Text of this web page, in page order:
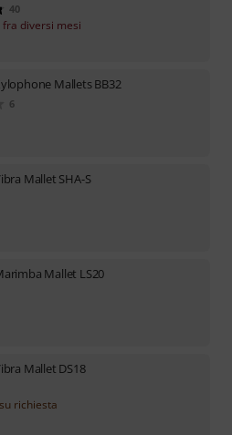
40
diversi mesi
Mallets BB32
6
Mallet SHA-S
Mallet LS20
Mallet DS18
richiesta